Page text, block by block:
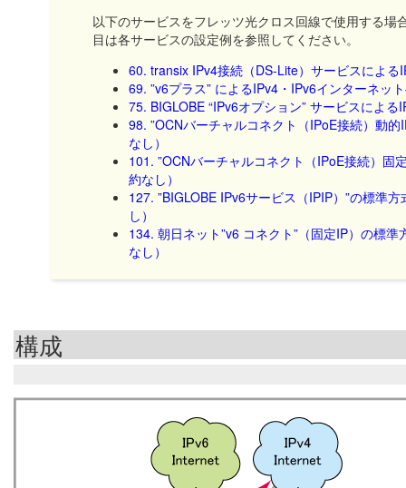
以下のサービスをフレッツ光クロス回線で使用する場
目は各サービスの設定例を参照してください。
60. transix IPv4接続（DS-Lite）サービスによ
69. ”v6プラス” によるIPv4・IPv6インターネッ
75. BIGLOBE “IPv6オプション” サービスによ
98. ”OCNバーチャルコネクト（IPoE接続）動
なし）
101. ”OCNバーチャルコネクト（IPoE接続）固
約なし）
127. ”BIGLOBE IPv6サービス（IPIP）”の標準
し）
134. 朝日ネット”v6 コネクト”（固定IP）の標
なし）
構成